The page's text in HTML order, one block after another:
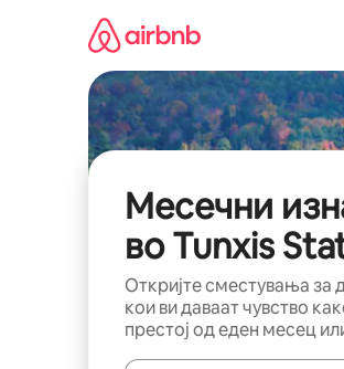
Месечни
во Tunxis
Откријте сместувања за
кои ви даваат чувство
престој од еден месец